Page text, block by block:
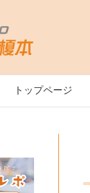
トップページ